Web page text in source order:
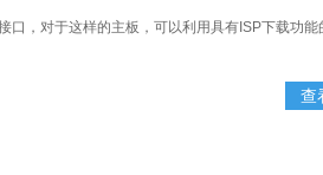
口，对于这样的主板，可以利用具有ISP下载功能
查